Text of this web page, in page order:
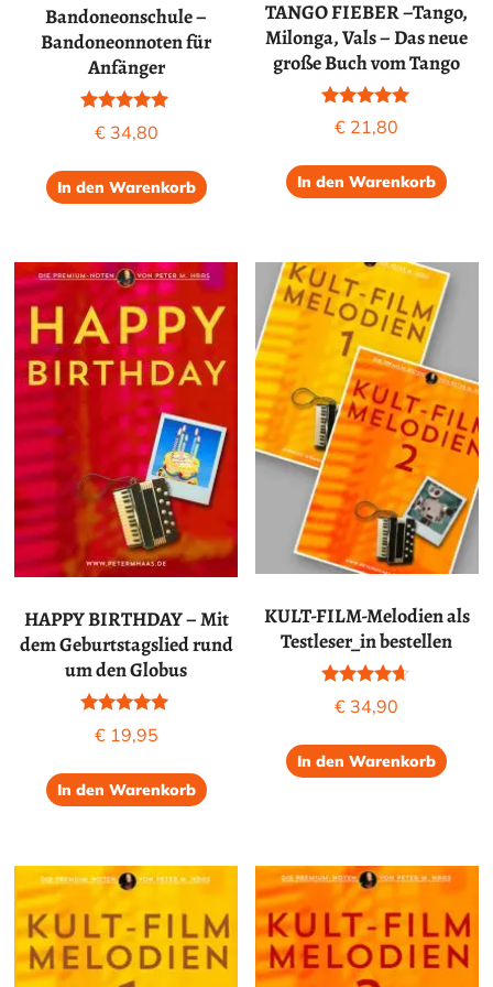
Bandoneonschule –
Bandoneonnoten für
Anfänger
Bewertet mit
5.00
€34,80
In den Warenkorb
TANGO FIEBER –Tango,
Milonga, Vals – Das neue
große Buch vom Tango
Bewertet mit
5.00
€ 21,80
In den Warenkorb
HAPPY BIRTHDAY – Mit
dem Geburtstagslied rund
um den Globus
Bewertet mit
5.00
€19,95
In den Warenkorb
KULT-FILM-Melodien als
Testleser_in bestellen
Bewertet
mit
von 5
€ 34,90
In den Warenkorb